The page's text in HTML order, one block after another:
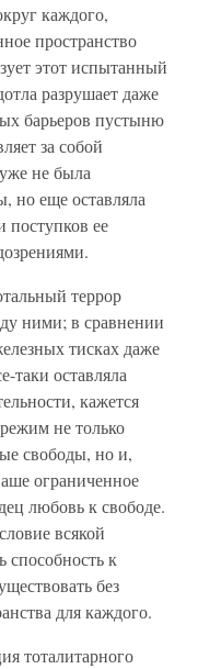
каждого,
пространство
этот испытанный
разрушает даже
барьеров пустыню
за собой
не была
но еще оставляла
поступков ее
террор
ними; в сравнении
тисках даже
таки оставляла
кажется
не только
свободы, но и,
ограниченное
любовь к свободе.
всякой
способность к
без
для каждого.
тоталитарного